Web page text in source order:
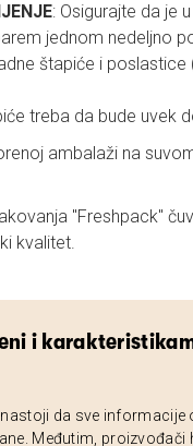
: Osigurajte da je
jednom nedeljno
štapiće i
treba da bude uvek
ambalaži na
"Freshpack"
kvalitet.
i
nastoji da sve informacije
Međutim, proizvođači